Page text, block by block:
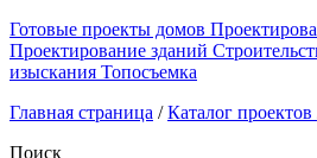
Готовые проекты домов
Проектирование зданий
изыскания Топосъемка
Главная страница / Каталог проектов
Поиск